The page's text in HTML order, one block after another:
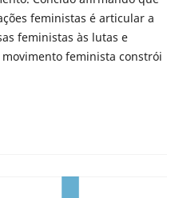
feministas é articular a
feministas às lutas e
feminista constrói